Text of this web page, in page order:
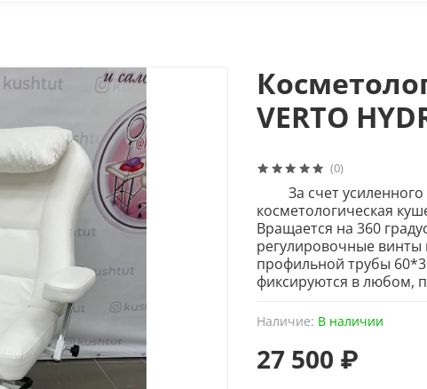
(0)
Наличие: В наличии
VERTO
27 500 ₽
За счет усиленного
косметологическая
Вращается на 360
регулировочные винты
профильной трубы
фиксируются в любом,